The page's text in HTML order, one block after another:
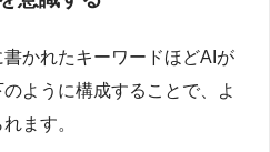
かれたキーワードほどAIが
ように構成することで、よ
ます。